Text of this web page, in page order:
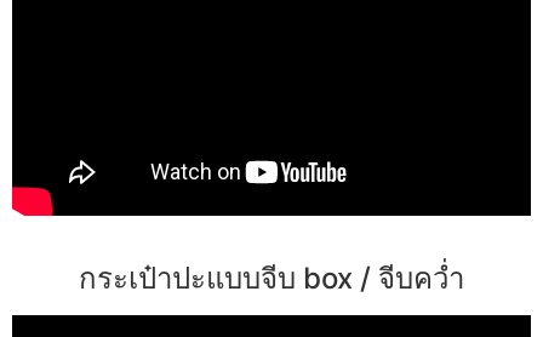
กระเป๋าปะแบบจีบ box / จีบคว่ำ